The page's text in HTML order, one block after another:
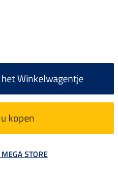
Winkelwagentje
kopen
STORE